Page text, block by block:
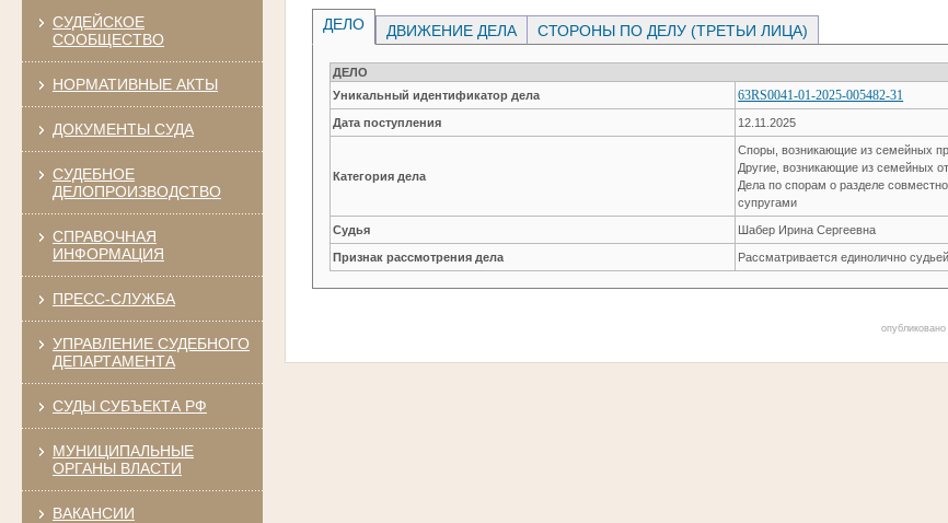
СУДЕЙСКОЕ
СООБЩЕСТВО
НОРМАТИВНЫЕ АКТЫ
ДОКУМЕНТЫ СУДА
СУДЕБНОЕ
ДЕЛОПРОИЗВОДСТВО
СПРАВОЧНАЯ
ИНФОРМАЦИЯ
ПРЕСС-СЛУЖБА
УПРАВЛЕНИЕ СУДЕБНОГО
ДЕПАРТАМЕНТА
СУДЫ СУБЪЕКТА РФ
МУНИЦИПАЛЬНЫЕ
ОРГАНЫ ВЛАСТИ
ВАКАНСИИ
ДЕЛО ДВИЖЕНИЕ ДЕЛА СТОРОНЫ ПО ДЕЛУ (ТРЕТЬИ ЛИЦА)
ДЕЛО
Уникальный идентификатор дела
63RS0041-01-2025-005482-31
Дата поступления 12.11.2025
Категория дела
Споры, возникающие из семейных
Другие, возникающие из семейных
Дела по спорам о разделе
супругами
Судья Шабер Ирина Сергеевна
Признак рассмотрения дела Рассматривается единолично судьей